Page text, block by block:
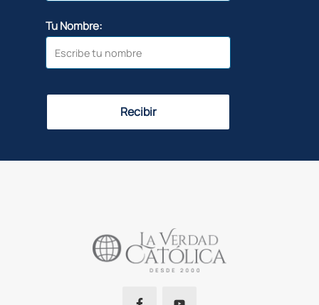
Tu Nombre:
Recibir